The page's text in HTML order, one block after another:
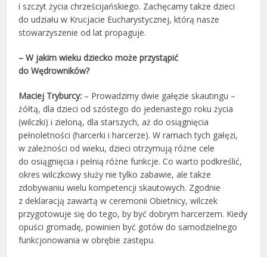
i szczyt życia chrześcijańskiego. Zachęcamy także dzieci
do udziału w Krucjacie Eucharystycznej, którą nasze
stowarzyszenie od lat propaguje.
– W jakim wieku dziecko może przystąpić
do Wędrowników?
Maciej Tryburcy: – Prowadzimy dwie gałęzie skautingu –
żółtą, dla dzieci od szóstego do jedenastego roku życia
(wilczki) i zieloną, dla starszych, aż do osiągnięcia
pełnoletności (harcerki i harcerze). W ramach tych gałęzi,
w zależności od wieku, dzieci otrzymują różne cele
do osiągnięcia i pełnią różne funkcje. Co warto podkreślić,
okres wilczkowy służy nie tylko zabawie, ale także
zdobywaniu wielu kompetencji skautowych. Zgodnie
z deklaracją zawartą w ceremonii Obietnicy, wilczek
przygotowuje się do tego, by być dobrym harcerzem. Kiedy
opuści gromadę, powinien być gotów do samodzielnego
funkcjonowania w obrębie zastępu.